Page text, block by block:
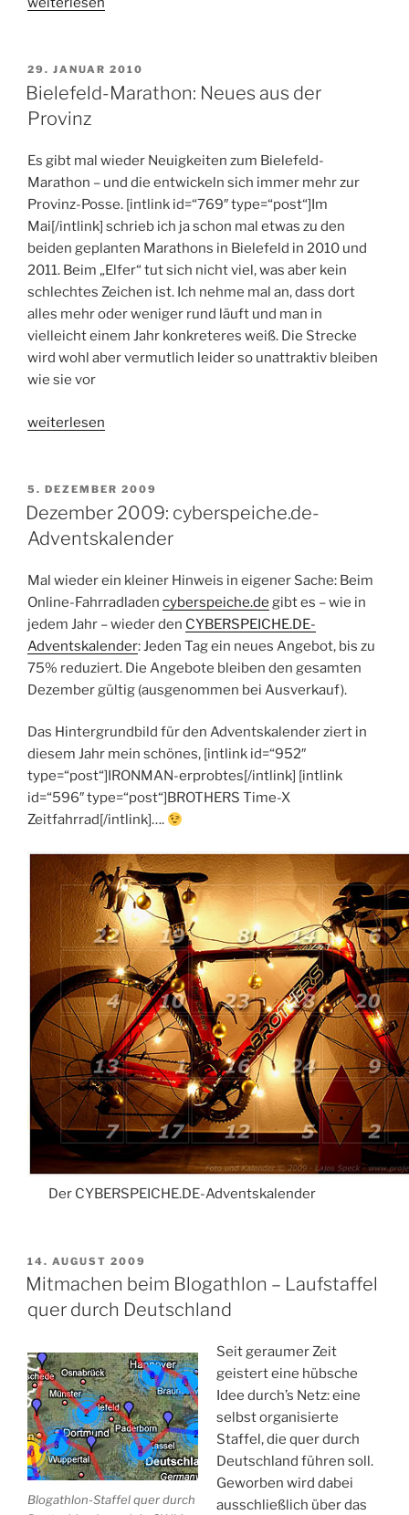
am
31.01.2010“
VERÖFFENTLICHT
AM
29. JANUAR 2010
Bielefeld-Marathon: Neues aus der
Provinz
Es gibt mal wieder Neuigkeiten zum Bielefeld-
Marathon – und die entwickeln sich immer mehr zur
Provinz-Posse. [intlink id=“769″ type=“post“]Im
Mai[/intlink] schrieb ich ja schon mal etwas zu den
beiden geplanten Marathons in Bielefeld in 2010 und
2011. Beim „Elfer“ tut sich nicht viel, was aber kein
schlechtes Zeichen ist. Ich nehme mal an, dass dort
alles mehr oder weniger rund läuft und man in
vielleicht einem Jahr konkreteres weiß. Die Strecke
wird wohl aber vermutlich leider so unattraktiv bleiben
wie sie vor
„Bielefeld-
aus
der
Provinz“
weiterlesen
VERÖFFENTLICHT
AM
5. DEZEMBER 2009
Dezember 2009: cyberspeiche.de-
Adventskalender
Mal wieder ein kleiner Hinweis in eigener Sache: Beim
Online-Fahrradladen cyberspeiche.de gibt es – wie in
jedem Jahr – wieder den CYBERSPEICHE.DE-
Adventskalender: Jeden Tag ein neues Angebot, bis zu
75% reduziert. Die Angebote bleiben den gesamten
Dezember gültig (ausgenommen bei Ausverkauf).
Das Hintergrundbild für den Adventskalender ziert in
diesem Jahr mein schönes, [intlink id=“952″
type=“post“]IRONMAN-erprobtes[/intlink] [intlink
id=“596″ type=“post“]BROTHERS Time-X
Zeitfahrrad[/intlink]….
Der CYBERSPEICHE.DE-Adventskalender
VERÖFFENTLICHT
AM
14. AUGUST 2009
Mitmachen beim Blogathlon – Laufstaffel
quer durch Deutschland
Blogathlon-Staffel quer durch
Seit geraumer Zeit
geistert eine hübsche
Idee durch’s Netz: eine
selbst organisierte
Staffel, die quer durch
Deutschland führen soll.
Geworben wird dabei
ausschließlich über das